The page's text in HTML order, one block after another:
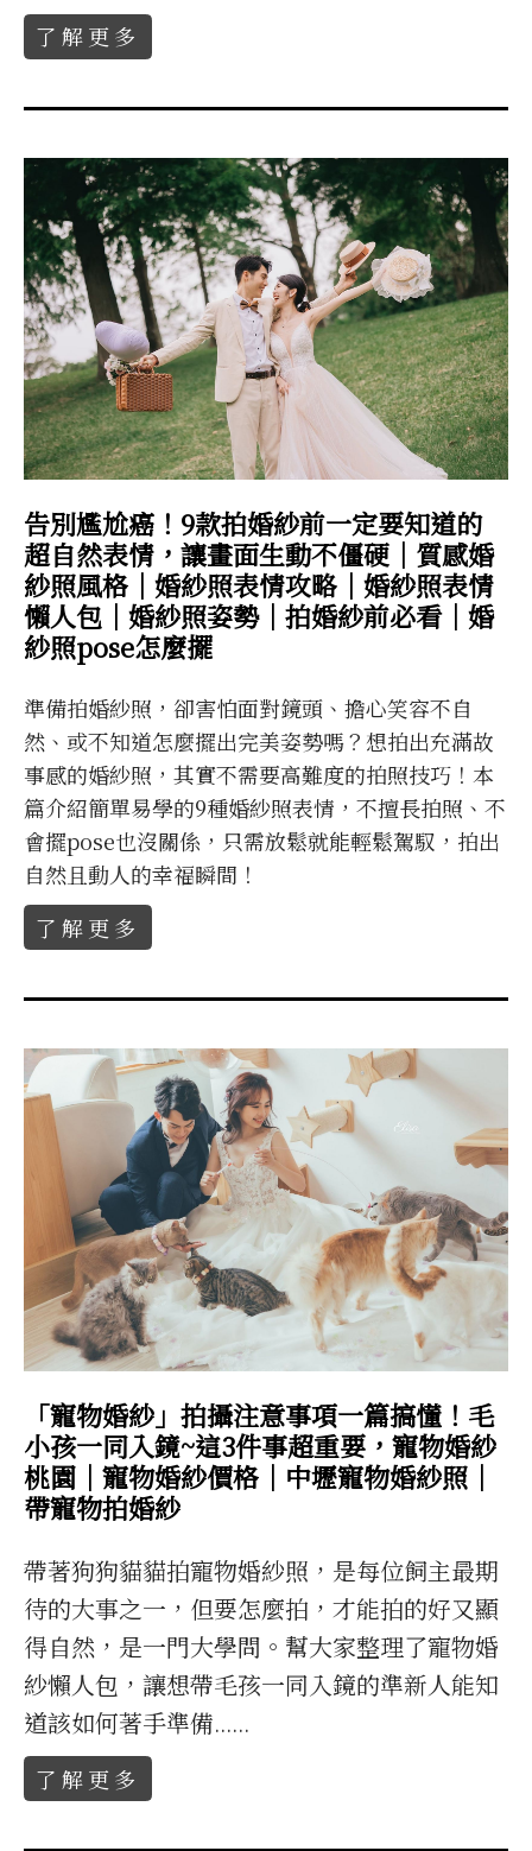
了解更多
告別尷尬癌！9款拍婚紗前一定要知道的
超自然表情，讓畫面生動不僵硬｜質感婚
紗照風格｜婚紗照表情攻略｜婚紗照表情
懶人包｜婚紗照姿勢｜拍婚紗前必看｜婚
紗照pose怎麼擺
準備拍婚紗照，卻害怕面對鏡頭、擔心笑容不自
然、或不知道怎麼擺出完美姿勢嗎？想拍出充滿故
事感的婚紗照，其實不需要高難度的拍照技巧！本
篇介紹簡單易學的9種婚紗照表情，不擅長拍照、不
會擺pose也沒關係，只需放鬆就能輕鬆駕馭，拍出
自然且動人的幸福瞬間！
了解更多
「寵物婚紗」拍攝注意事項一篇搞懂！毛
小孩一同入鏡~這3件事超重要，寵物婚紗
桃園｜寵物婚紗價格｜中壢寵物婚紗照｜
帶寵物拍婚紗
帶著狗狗貓貓拍寵物婚紗照，是每位飼主最期
待的大事之一，但要怎麼拍，才能拍的好又顯
得自然，是一門大學問。幫大家整理了寵物婚
紗懶人包，讓想帶毛孩一同入鏡的準新人能知
道該如何著手準備......
了解更多